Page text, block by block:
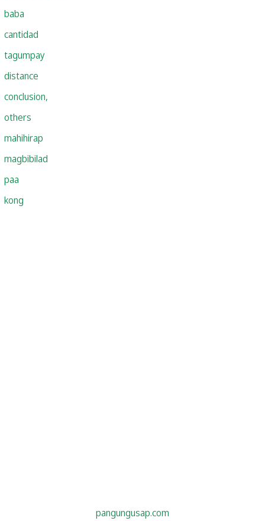
baba
cantidad
tagumpay
distance
conclusion,
others
mahihirap
magbibilad
paa
kong
pangungusap.com